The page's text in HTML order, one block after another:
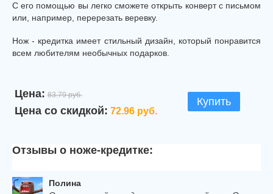
С его помощью вы легко сможете открыть конверт с письмом
или, например, перерезать веревку.
Нож - кредитка имеет стильный дизайн, который понравится
всем любителям необычных подарков.
Цена: 83.79 руб.
Цена со скидкой: 72.96 руб.
Купить
Отзывы о ноже-кредитке:
Полина